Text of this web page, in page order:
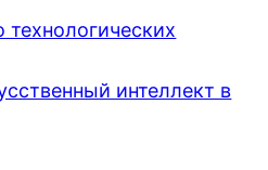
технологических
интеллект в